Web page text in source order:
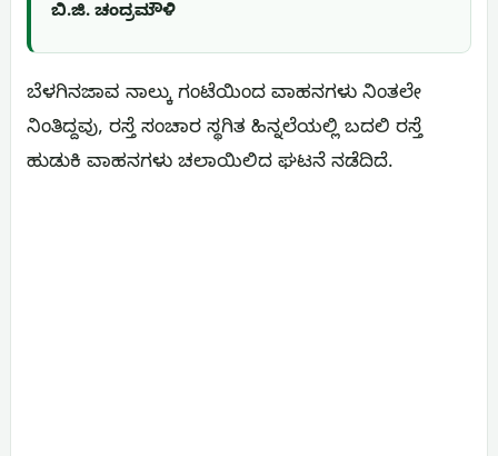
ಬಿ.ಜಿ. ಚಂದ್ರಮೌಳಿ
ಬೆಳಗಿನಜಾವ ನಾಲ್ಕು ಗಂಟೆಯಿಂದ ವಾಹನಗಳು ನಿಂತಲೇ
ನಿಂತಿದ್ದವು, ರಸ್ತೆ ಸಂಚಾರ ಸ್ಥಗಿತ ಹಿನ್ನಲೆಯಲ್ಲಿ ಬದಲಿ ರಸ್ತೆ
ಹುಡುಕಿ ವಾಹನಗಳು ಚಲಾಯಿಲಿದ ಘಟನೆ ನಡೆದಿದೆ.